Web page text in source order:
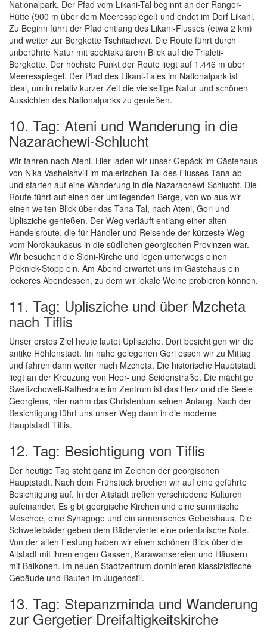
Nationalpark. Der Pfad vom Likani-Tal beginnt an der Ranger-
Hütte (900 m über dem Meeresspiegel) und endet im Dorf Likani.
Zu Beginn führt der Pfad entlang des Likani-Flusses (etwa 2 km)
und weiter zur Bergkette Tschitachevi. Die Route führt durch
unberührte Natur mit spektakulärem Blick auf die Trialeti-
Bergkette. Der höchste Punkt der Route liegt auf 1.446 m über
Meeresspiegel. Der Pfad des Likani-Tales im Nationalpark ist
ideal, um in relativ kurzer Zeit die vielseitige Natur und schönen
Aussichten des Nationalparks zu genießen.
10. Tag: Ateni und Wanderung in die
Nazarachewi-Schlucht
Wir fahren nach Ateni. Hier laden wir unser Gepäck im Gästehaus
von Nika Vasheishvili im malerischen Tal des Flusses Tana ab
und starten auf eine Wanderung in die Nazarachewi-Schlucht. Die
Route führt auf einen der umliegenden Berge, von wo aus wir
einen weiten Blick über das Tana-Tal, nach Ateni, Gori und
Uplisziche genießen. Der Weg verläuft entlang einer alten
Handelsroute, die für Händler und Reisende der kürzeste Weg
vom Nordkaukasus in die südlichen georgischen Provinzen war.
Wir besuchen die Sioni-Kirche und legen unterwegs einen
Picknick-Stopp ein. Am Abend erwartet uns im Gästehaus ein
leckeres Abendessen, zu dem wir lokale Weine probieren können.
11. Tag: Uplisziche und über Mzcheta
nach Tiflis
Unser erstes Ziel heute lautet Uplisziche. Dort besichtigen wir die
antike Höhlenstadt. Im nahe gelegenen Gori essen wir zu Mittag
und fahren dann weiter nach Mzcheta. Die historische Hauptstadt
liegt an der Kreuzung von Heer- und Seidenstraße. Die mächtige
Swetizchoweli-Kathedrale im Zentrum ist das Herz und die Seele
Georgiens, hier nahm das Christentum seinen Anfang. Nach der
Besichtigung führt uns unser Weg dann in die moderne
Hauptstadt Tiflis.
12. Tag: Besichtigung von Tiflis
Der heutige Tag steht ganz im Zeichen der georgischen
Hauptstadt. Nach dem Frühstück brechen wir auf eine geführte
Besichtigung auf. In der Altstadt treffen verschiedene Kulturen
aufeinander. Es gibt georgische Kirchen und eine sunnitische
Moschee, eine Synagoge und ein armenisches Gebetshaus. Die
Schwefelbäder geben dem Bäderviertel eine orientalische Note.
Von der alten Festung haben wir einen schönen Blick über die
Altstadt mit ihren engen Gassen, Karawansereien und Häusern
mit Balkonen. Im neuen Stadtzentrum dominieren klassizistische
Gebäude und Bauten im Jugendstil.
13. Tag: Stepanzminda und Wanderung
zur Gergetier Dreifaltigkeitskirche